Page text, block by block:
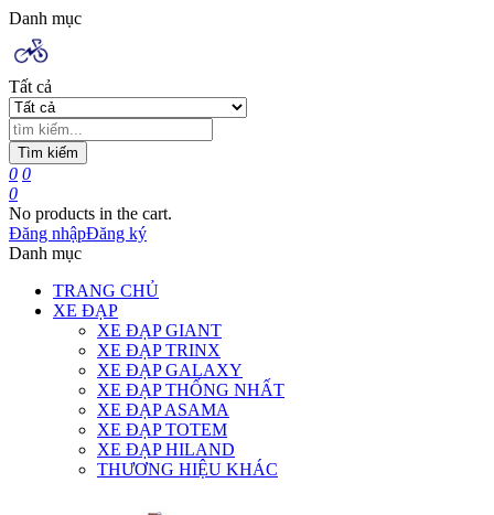
Danh mục
Tất cả
Tìm kiếm
0 0
0
No products in the cart.
Đăng nhậpĐăng ký
Danh mục
TRANG CHỦ
XE ĐẠP
XE ĐẠP GIANT
XE ĐẠP TRINX
XE ĐẠP GALAXY
XE ĐẠP THỐNG NHẤT
XE ĐẠP ASAMA
XE ĐẠP TOTEM
XE ĐẠP HILAND
THƯƠNG HIỆU KHÁC